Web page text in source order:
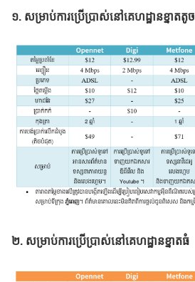
១. សម្រាប់ការប្រើប្រាស់នៅគេហដ្ឋានខ្នាតតូច
២. សម្រាប់ការប្រើប្រាស់នៅគេហដ្ឋានខ្នាតធំ